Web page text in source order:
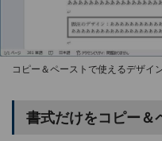
コピー＆ペーストで使えるデザイ
書式だけをコピー＆